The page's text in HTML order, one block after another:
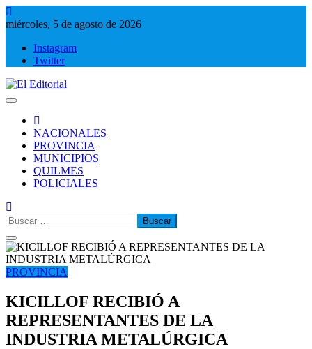
Saltar
al
miércoles, 5 de agosto de 2026
Instagram
Twitter
NACIONALES
PROVINCIA
MUNICIPIOS
QUILMES
POLICIALES
Buscar:
PROVINCIA
KICILLOF RECIBIÓ A
REPRESENTANTES DE LA
INDUSTRIA METALÚRGICA